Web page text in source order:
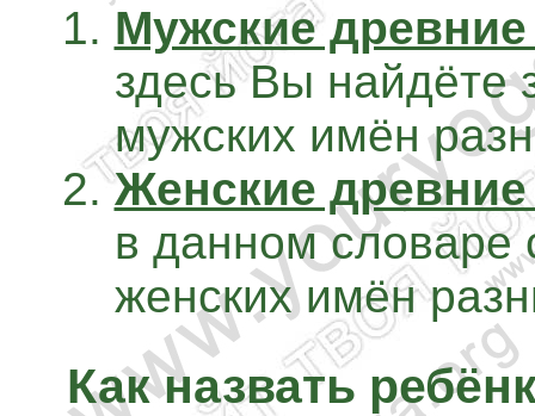
Мужские
здесь Вы найдёте
мужских имён
Женские
в данном словаре
женских имён
Как назвать